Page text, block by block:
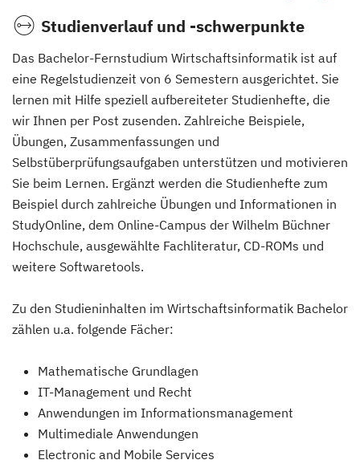
Studienverlauf und -schwerpunkte
Das Bachelor-Fernstudium Wirtschaftsinformatik ist auf
eine Regelstudienzeit von 6 Semestern ausgerichtet. Sie
lernen mit Hilfe speziell aufbereiteter Studienhefte, die
wir Ihnen per Post zusenden. Zahlreiche Beispiele,
Übungen, Zusammenfassungen und
Selbstüberprüfungsaufgaben unterstützen und motivieren
Sie beim Lernen. Ergänzt werden die Studienhefte zum
Beispiel durch zahlreiche Übungen und Informationen in
StudyOnline, dem Online-Campus der Wilhelm Büchner
Hochschule, ausgewählte Fachliteratur, CD-ROMs und
weitere Softwaretools.
Zu den Studieninhalten im Wirtschaftsinformatik Bachelor
zählen u.a. folgende Fächer:
Mathematische Grundlagen
IT-Management und Recht
Anwendungen im Informationsmanagement
Multimediale Anwendungen
Electronic and Mobile Services